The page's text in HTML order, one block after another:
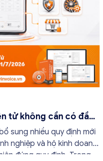
tử không cần có đầy
sung nhiều quy định mới
nghiệp và hộ kinh doanh
đúng quy định. Trong